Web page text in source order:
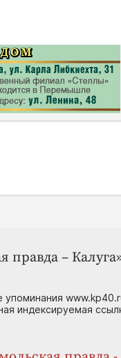
правда –
индексируемая